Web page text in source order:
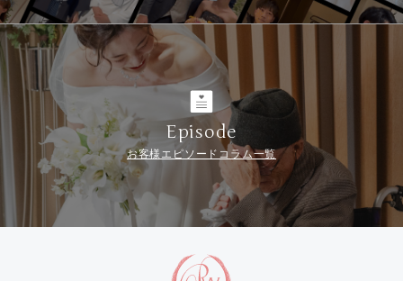
Episode
お客様エピソードコラム一覧